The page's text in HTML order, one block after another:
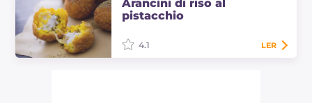
ou quando você quer trazer algo
saboroso para a mesa.
Arancini di riso al
pistacchio
4.1 LER